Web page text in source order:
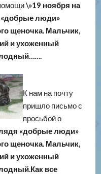
\»19 ноября на
«добрые люди»
щеночка. Мальчик,
и ухоженный
К нам на почту
пришло письмо с
просьбой о
«добрые люди»
щеночка. Мальчик,
и ухоженный
все